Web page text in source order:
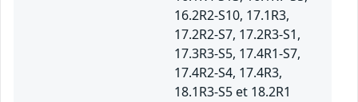
16.2R2-S10, 17.1R3,
17.2R2-S7, 17.2R3-S1,
17.3R3-S5, 17.4R1-S7,
17.4R2-S4, 17.4R3,
18.1R3-S5 et 18.2R1